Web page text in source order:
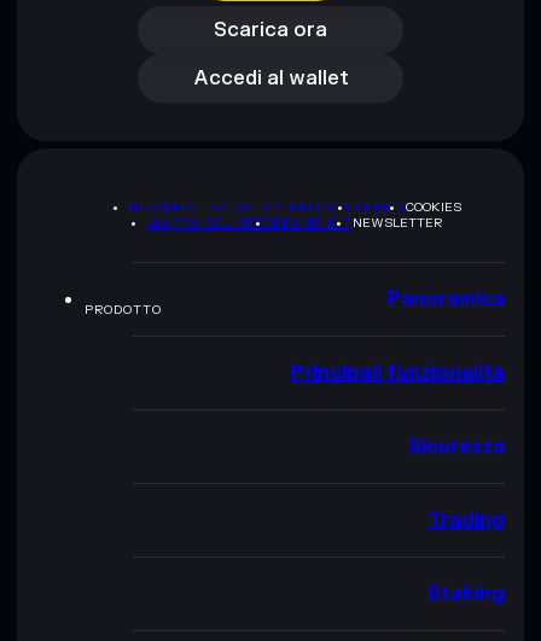
Scarica ora
Accedi al wallet
Accedi al wallet
INFORMATIVA SULLA PRIVACYTERMSCOOKIES
MAPPA DEL SITOBRAND KITNEWSLETTER
PRODOTTO Panoramica
Principali funzionalità
Sicurezza
Trading
Staking